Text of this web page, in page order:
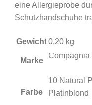
eine Allergieprobe
Schutzhandschuhe
Gewicht 0,20 kg
Marke
Compagnia
Farbe
10 Natural
Platinblond